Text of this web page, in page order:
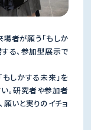
場者が願う「もしか
る、参加型展示で
しかする未来」を
。研究者や参加者
いと実りのイチョ